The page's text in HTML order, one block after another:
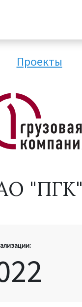
Проекты
"ПГК"